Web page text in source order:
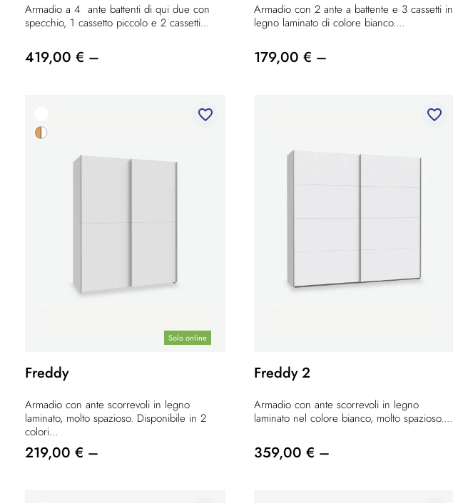
Armadio a 4 ante battenti di qui due con
specchio, 1 cassetto piccolo e 2 cassetti...
419,00 € –
Armadio con 2 ante a battente e 3 cassetti in
legno laminato di colore bianco....
179,00 € –
Solo online
favorite_border
Freddy
Armadio con ante scorrevoli in legno
laminato, molto spazioso. Disponibile in 2
colori...
219,00 € –
favorite_border
Freddy 2
Armadio con ante scorrevoli in legno
laminato nel colore bianco, molto spazioso....
359,00 € –